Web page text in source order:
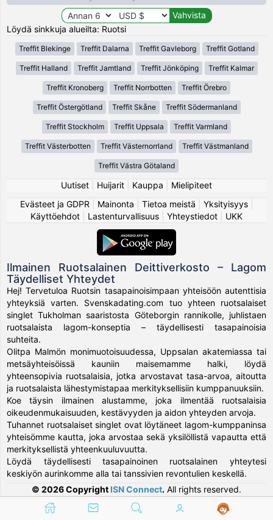
Löydä sinkkuja alueilta: Ruotsi
Treffit Blekinge Treffit Dalarna Treffit Gavleborg Treffit Gotland
Treffit Halland Treffit Jamtland Treffit Jönköping Treffit Kalmar
Treffit Kronoberg Treffit Norrbotten Treffit Örebro
Treffit Östergötland Treffit Skåne Treffit Södermanland
Treffit Stockholm Treffit Uppsala Treffit Varmland
Treffit Västerbotten Treffit Västernorrland Treffit Västmanland
Treffit Västra Götaland
Uutiset Huijarit Kauppa
Mielipiteet
Evästeet ja GDPR
Mainonta Tietoa meistä Yksityisyys|
Käyttöehdot
Lastenturvallisuus Yhteystiedot UKK
Ilmainen Ruotsalainen Deittiverkosto – Lagom
Täydelliset Yhteydet
Hej! Tervetuloa Ruotsin tasapainoisimpaan yhteisöön autenttisia
yhteyksiä varten. Svenskadating.com tuo yhteen ruotsalaiset
singlet Tukholman saaristosta Göteborgin rannikolle, juhlistaen
ruotsalaista lagom-konseptia – täydellisesti tasapainoisia
suhteita.
Olitpa Malmön monimuotoisuudessa, Uppsalan akatemiassa tai
metsäyhteisöissä kauniin maisemamme halki, löydä
yhteensopivia ruotsalaisia, jotka arvostavat tasa-arvoa, aitoutta
ja ruotsalaista lähestymistapaa merkityksellisiin kumppanuuksiin.
Koe täysin ilmainen alustamme, joka ilmentää ruotsalaisia
oikeudenmukaisuuden, kestävyyden ja aidon yhteyden arvoja.
Tuhannet ruotsalaiset singlet ovat löytäneet lagom-kumppaninsa
yhteisömme kautta, joka arvostaa sekä yksilöllistä vapautta että
merkityksellistä yhteenkuuluvuutta.
Löydä täydellisesti tasapainoinen ruotsalainen yhteytesi
keskiyön aurinkomme alla tai tanssivien revontulien keskellä.
© 2026 Copyright ISN Connect. All rights reserved.